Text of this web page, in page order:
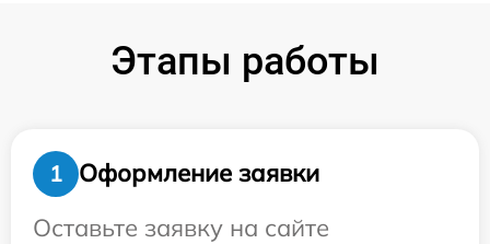
Этапы работы
1
Оформление заявки
Оставьте заявку на сайте